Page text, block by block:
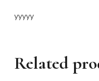
yyyyy
Related